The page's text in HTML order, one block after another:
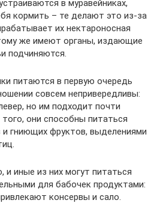
в муравейниках,
кормить – те делают это из-за
их нектароносная
же имеют органы, издающие
подчиняются.
питаются в первую очередь
совсем непривередливы:
но им подходит почти
они способны питаться
гниющих фруктов, выделениями
и иные из них могут питаться
для бабочек продуктами:
консервы и сало.